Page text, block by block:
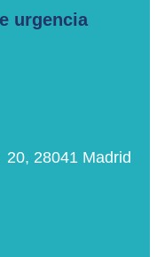
urgencia
28041 Madrid